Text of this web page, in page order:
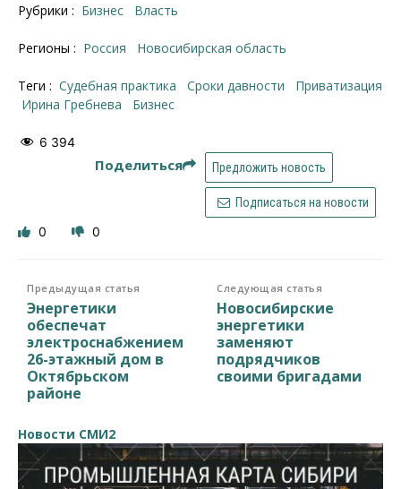
Рубрики : Бизнес Власть
Регионы : Россия Новосибирская область
Теги : судебная практика сроки давности
приватизация
Ирина Гребнева
бизнес
6 394
Поделиться Предложить новость
Подписаться на новости
0 0
Предыдущая статья
Энергетики
обеспечат
электроснабжением
26-этажный дом в
Октябрьском
районе
Следующая статья
Новосибирские
энергетики
заменяют
подрядчиков
своими бригадами
Новости СМИ2